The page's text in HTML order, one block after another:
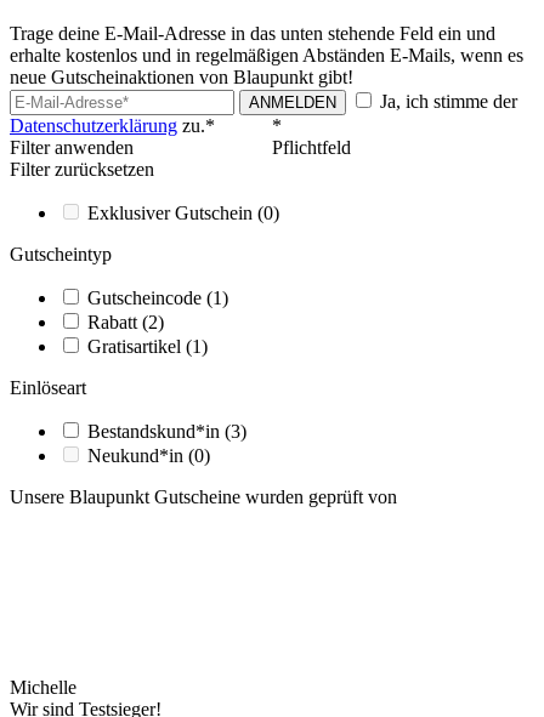
Trage deine E-Mail-Adresse in das unten stehende Feld ein und
erhalte kostenlos und in regelmäßigen Abständen E-Mails, wenn es
neue Gutscheinaktionen von Blaupunkt gibt!
ANMELDEN
Ja, ich stimme der
Datenschutzerklärung zu.*
*
Pflichtfeld
Filter anwenden
Filter zurücksetzen
Exklusiver Gutschein (0)
Gutscheintyp
Gutscheincode (1)
Rabatt (2)
Gratisartikel (1)
Einlöseart
Bestandskund*in (3)
Neukund*in (0)
Unsere Blaupunkt Gutscheine wurden geprüft von
Michelle
Wir sind Testsieger!